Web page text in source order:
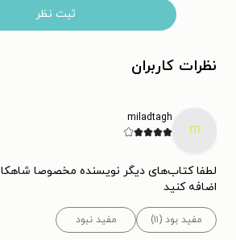
ثبت نظر
نظرات کاربران
m
miladtagh
لطفا کتاب‌های دیگر نویسنده مخصوصا شاهکار
اضافه کنید
مفید بود (۱۱) مفید نبود